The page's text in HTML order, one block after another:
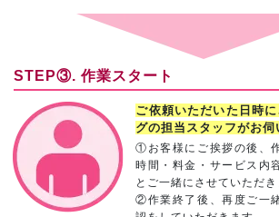
STEP③. 作業スタート
ご依頼いただいた日時
グの担当スタッフがお伺
①お客様にご挨拶の後、
時間・料金・サービス内
とご一緒にさせていただき
②作業終了後、再度ご一